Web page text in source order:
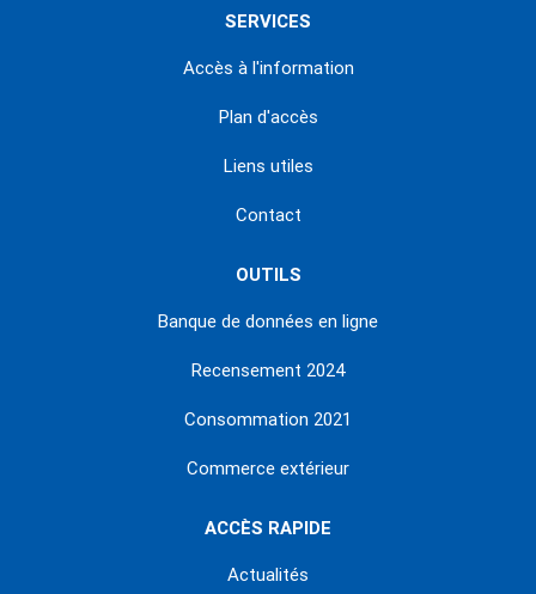
SERVICES
Accès à l'information
Plan d'accès
Liens utiles
Contact
OUTILS
Banque de données en ligne
Recensement 2024
Consommation 2021
Commerce extérieur
ACCÈS RAPIDE
Actualités